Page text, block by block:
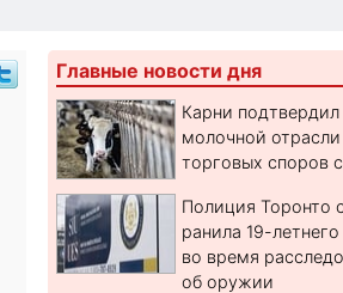
Главные новости дня
Карни
молочной
торговых споров
Полиция Торонто
ранила 19-
во время
об оружии